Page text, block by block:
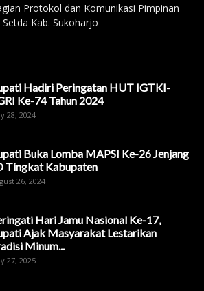
Protokol dan Komunikasi Pimpinan
Setda Kab. Sukoharjo
Hadiri Peringatan HUT IGTKI-
Ke-74 Tahun 2024
28, 2024
Buka Lomba MAPSI Ke-26 Jenjang
Tingkat Kabupaten
26, 2024
Hari Jamu Nasional Ke-17,
Ajak Masyarakat Lestarikan
Minum...
27, 2025